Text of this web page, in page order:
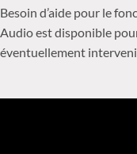
Besoin d’aide pour le
Audio est disponible
éventuellement